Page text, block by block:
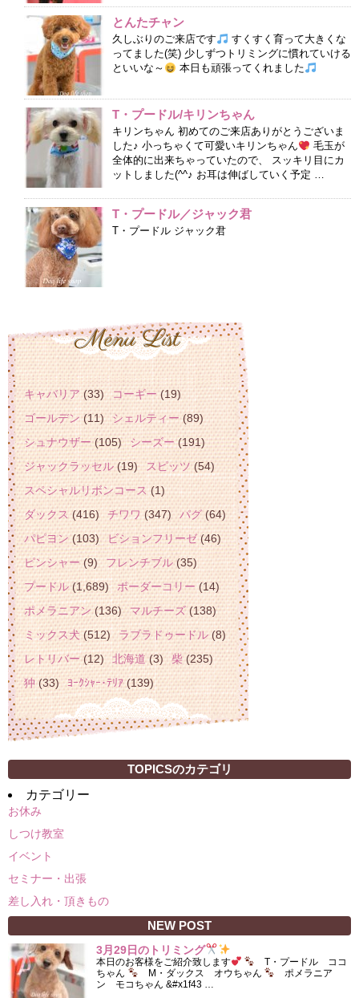
とんたチャン
久しぶりのご来店です
すくすく育って大きくな
ってました(笑) 少しずつトリミングに慣れていける
といいな～
本日も頑張ってくれました
T・プードル/キリンちゃん
キリンちゃん 初めてのご来店ありがとうございま
した♪ 小っちゃくて可愛いキリンちゃん
毛玉が
全体的に出来ちゃっていたので、 スッキリ目にカ
ットしました(^^♪ お耳は伸ばしていく予定 …
T・プードル／ジャック君
T・プードル ジャック君
キャバリア(33) コーギー(19)
ゴールデン(11) シェルティー(89)
シュナウザー(105) シーズー(191)
ジャックラッセル(19) スピッツ(54)
スペシャルリボンコース(1)
ダックス(416) チワワ(347) パグ(64)
パピヨン(103) ビションフリーゼ(46)
ピンシャー(9) フレンチブル(35)
プードル(1,689) ボーダーコリー(14)
ポメラニアン(136) マルチーズ(138)
ミックス犬(512) ラブラドゥードル(8)
レトリバー(12) 北海道(3) 柴(235)
狆(33) ﾖｰｸｼｬｰ･ﾃﾘｱ(139)
TOPICSのカテゴリ
カテゴリー
お休み
しつけ教室
イベント
セミナー・出張
差し入れ・頂きもの
NEW POST
3月29日のトリミング
本日のお客様をご紹介致します
T・プードル ココ
ちゃん
M・ダックス オウちゃん
ポメラニア
ン モコちゃん &#x1f43 …